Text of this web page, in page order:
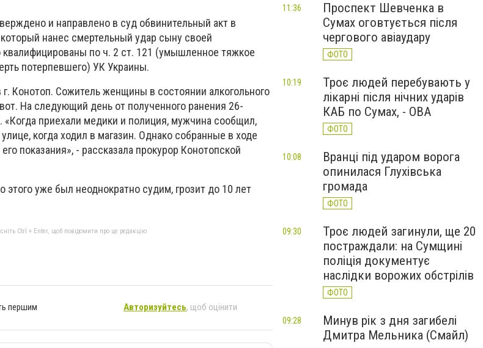
и направлено в суд обвинительный акт в
нанес смертельный удар сыну своей
по ч. 2 ст. 121 (умышленное тяжкое
потерпевшего) УК Украины.
Конотоп. Сожитель женщины в состоянии алкогольного
На следующий день от полученного ранения 26-
приехали медики и полиция, мужчина сообщил,
когда ходил в магазин. Однако собранные в ходе
показания», - рассказала прокурор Конотопской
уже был неоднократно судим, грозит до 10 лет
Ctrl + Enter, щоб повідомити про це редакцію
першим Авторизуйтесь, щоб оцінити
Проспект Шевченка в
Сумах оговтується після
чергового авіаудару
ФОТО
11:36
Троє людей перебувають у
лікарні після нічних ударів
КАБ по Сумах, - ОВА
ФОТО
10:19
Вранці під ударом ворога
опинилася Глухівська
громада
ФОТО
10:08
Троє людей загинули, ще 20
постраждали: на Сумщині
поліція документує
наслідки ворожих обстрілів
ФОТО
09:30
Минув рік з дня загибелі
Дмитра Мельника (Смайл)
09:28